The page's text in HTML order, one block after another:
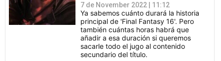
7 de November 2022 | 11:12
Ya sabemos cuánto durará la historia
principal de 'Final Fantasy 16'. Pero
también cuántas horas habrá que
añadir a esa duración si queremos
sacarle todo el jugo al contenido
secundario del título.